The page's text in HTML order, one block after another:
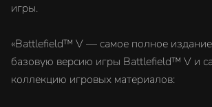
игры.
«Battlefield™ V — самое полное
базовую версию игры Battlefield™ V и
коллекцию игровых материалов: